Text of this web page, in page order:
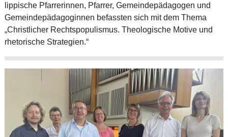
lippische Pfarrerinnen, Pfarrer, Gemeindepädagogen und
Gemeindepädagoginnen befassten sich mit dem Thema
„Christlicher Rechtspopulismus. Theologische Motive und
rhetorische Strategien.“